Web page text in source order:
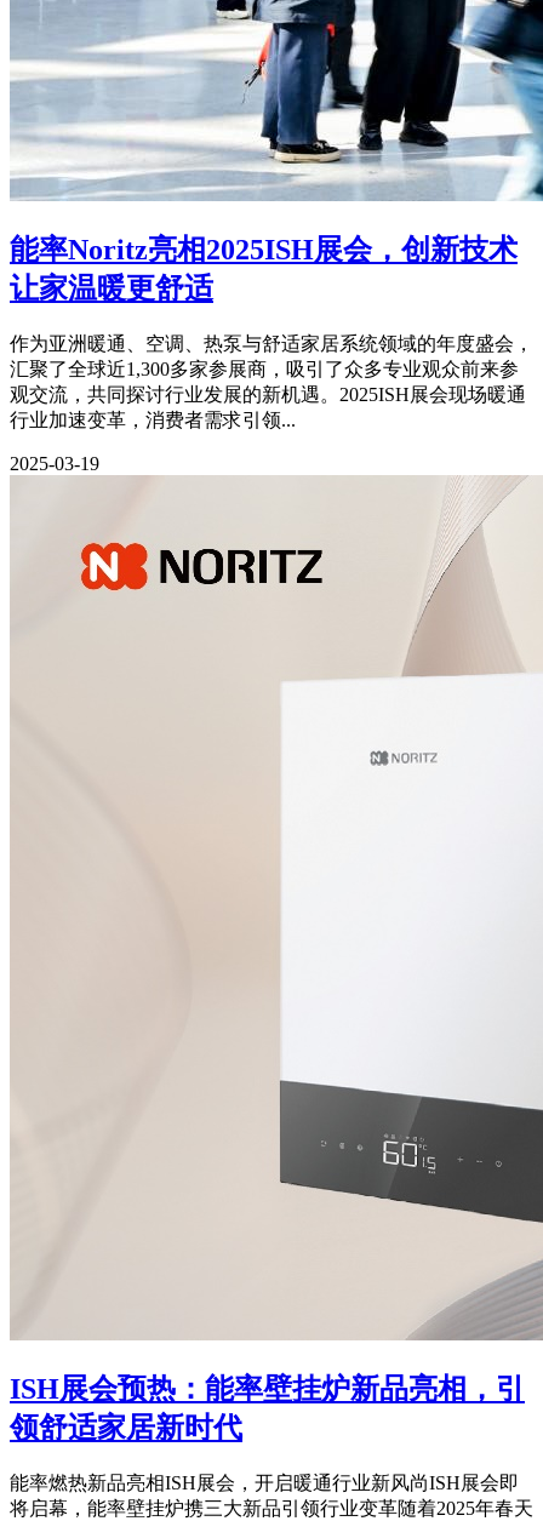
能率Noritz亮相2025ISH展会，创新技术
让家温暖更舒适
作为亚洲暖通、空调、热泵与舒适家居系统领域的年度盛会，
汇聚了全球近1,300多家参展商，吸引了众多专业观众前来参
观交流，共同探讨行业发展的新机遇。2025ISH展会现场暖通
行业加速变革，消费者需求引领...
2025-03-19
ISH展会预热：能率壁挂炉新品亮相，引
领舒适家居新时代
能率燃热新品亮相ISH展会，开启暖通行业新风尚ISH展会即
将启幕，能率壁挂炉携三大新品引领行业变革随着2025年春天